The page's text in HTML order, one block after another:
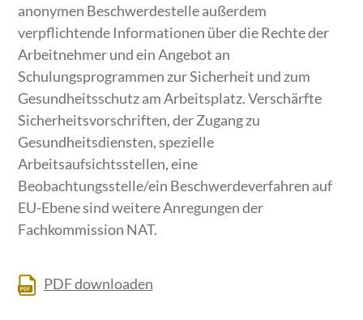
anonymen Beschwerdestelle außerdem
verpflichtende Informationen über die Rechte der
Arbeitnehmer und ein Angebot an
Schulungsprogrammen zur Sicherheit und zum
Gesundheitsschutz am Arbeitsplatz. Verschärfte
Sicherheitsvorschriften, der Zugang zu
Gesundheitsdiensten, spezielle
Arbeitsaufsichtsstellen, eine
Beobachtungsstelle/ein Beschwerdeverfahren auf
EU-Ebene sind weitere Anregungen der
Fachkommission NAT.
PDF downloaden